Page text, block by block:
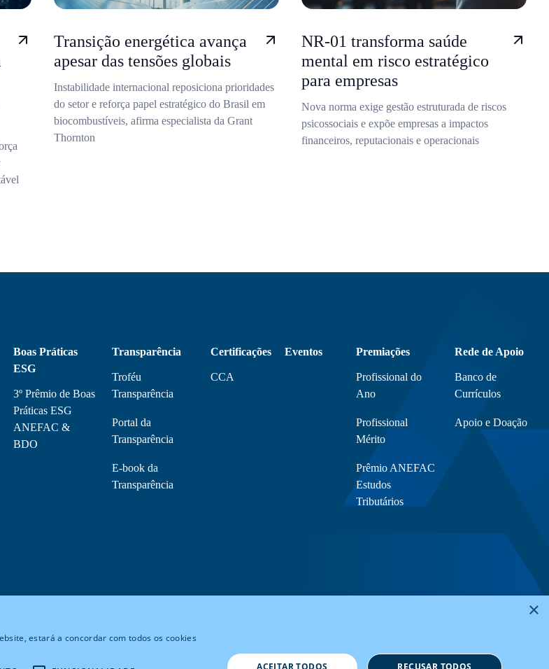
Transição energética avança
apesar das tensões globais
Instabilidade internacional reposiciona prioridades
do setor e reforça papel estratégico do Brasil em
biocombustíveis, afirma especialista da Grant
Thornton
NR-01 transforma saúde
mental em risco estratégico
para empresas
Nova norma exige gestão estruturada de riscos
psicossociais e expõe empresas a impactos
financeiros, reputacionais e operacionais
Boas Práticas
ESG
3º Prêmio de Boas
Práticas ESG
ANEFAC &
BDO
Transparência
Troféu
Transparência
Portal da
Transparência
E-book da
Transparência
Certificações
CCA
Eventos Premiações
Profissional do
Ano
Profissional
Mérito
Prêmio ANEFAC
Estudos
Tributários
Rede de Apoio
Banco de
Currículos
Apoio e Doação
×
estará a concordar com todos os cookies
ACEITAR TODOS RECUSAR TODOS